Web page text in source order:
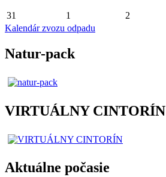
31 1 2
Kalendár zvozu odpadu
Natur-pack
VIRTUÁLNY CINTORÍN
Aktuálne počasie